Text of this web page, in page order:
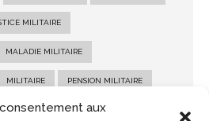
aux
MILITAIRE
MALADIE MILITAIRE
MILITAIRE PENSION MILITAIRE
RECOURS MILITAIRE